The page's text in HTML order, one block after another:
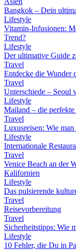
Bangkok – Dein
Lifestyle
Vitamin-Infusionen:
Trend?
Lifestyle
Der ultimative Guide
Travel
Entdecke die Wunder
Travel
Unterschiede – Seoul
Lifestyle
Mailand – die
Travel
Luxusreisen: Wie
Lifestyle
Internationale
Travel
Venice Beach an der
Kalifornien
Lifestyle
Das pulsierende
Travel
Reisevorbereitung
Travel
Sicherheitstipps: Wie
Lifestyle
10 Fehler, die Du in